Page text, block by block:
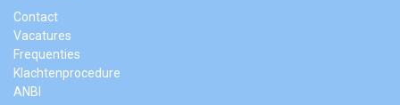
Contact
Vacatures
Frequenties
Klachtenprocedure
ANBI